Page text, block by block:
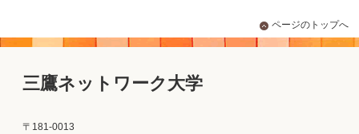
ページのトップへ
三鷹ネットワーク大学
〒181-0013